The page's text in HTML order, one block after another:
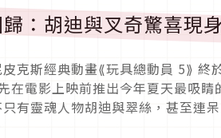
：胡迪與叉奇驚喜現
克斯經典動畫⟪玩具總動員 5⟫ 終
在電影上映前推出今年夏天最吸
有靈魂人物胡迪與翠絲，甚至連